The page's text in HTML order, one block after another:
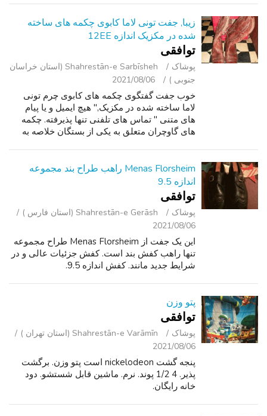
زیبا, جفت تونی لاما کابوی چکمه های ساخته
شده در مکزیک اندازه 12EE
توافقی
پوشاک
Shahrestān-e Sarbīsheh (استان خراسان
جنوبی )
2021/08/06
خوب جفت گفتگوی چکمه های کابوی چرم تونی
لاما ساخته شده در مکزیک," هیچ ایمیل و یا پیام
های متنی " تماس های تلفنی تنها پذیرفته. چکمه
های گاوچران متعلق به یکی از بستگان خلاصه به
Menas Florsheim راهب طراح بند مجموعه
اندازه 9.5
توافقی
پوشاک
Shahrestān-e Gerāsh (استان فارس )
2021/08/06
این یک جفت از Menas Florsheim طراح مجموعه
تنها راهب کفش بند است. کفش جزئیات عالی و در
شرایط جدید مانند. کفش اندازه 9.5.
پتو وزن
توافقی
پوشاک
Shahrestān-e Varāmīn (استان تهران )
2021/08/06
پنجه گشت nickelodeon است پتو وزن. برگشت
پذير. 4 1/2 پوند. نرم. ماشین قابل شستشو. دود
خانه رایگان.